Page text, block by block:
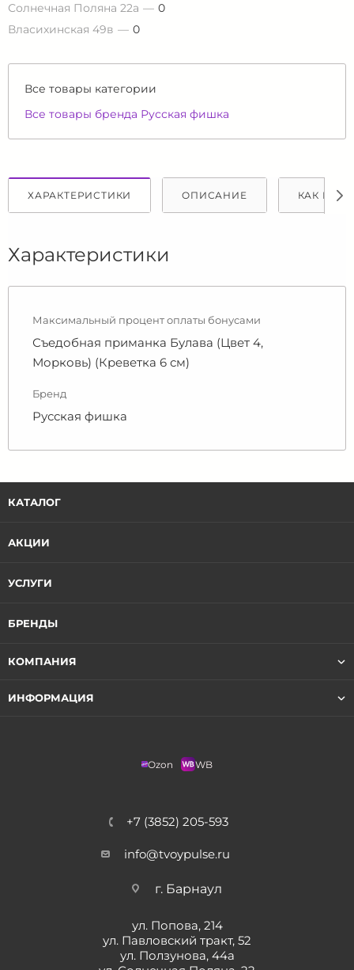
Солнечная Поляна 22а
0
Власихинская 49в
0
Все товары категории
Все товары бренда Русская фишка
ХАРАКТЕРИСТИКИ ОПИСАНИЕ КАК
Характеристики
Максимальный процент оплаты бонусами
Съедобная приманка Булава (Цвет 4,
Морковь) (Креветка 6 см)
Бренд
Русская фишка
КАТАЛОГ
АКЦИИ
УСЛУГИ
БРЕНДЫ
КОМПАНИЯ
ИНФОРМАЦИЯ
Ozon WB
+7 (3852) 205-593
info@tvoypulse.ru
г. Барнаул
ул. Попова, 214
ул. Павловский тракт, 52
ул. Ползунова, 44а